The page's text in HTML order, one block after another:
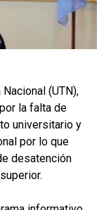
(UTN),
la falta de
universitario y
por lo que
desatención